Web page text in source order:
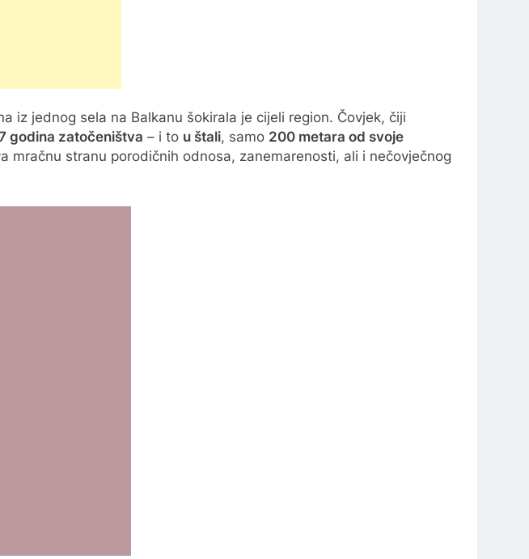
iz jednog sela na Balkanu šokirala je cijeli region. Čovjek, čiji
godina zatočeništva – i to u štali, samo 200 metara od svoje
mračnu stranu porodičnih odnosa, zanemarenosti, ali i nečovječnog